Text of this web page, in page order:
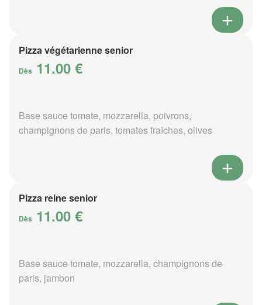
Pizza végétarienne senior
Dès 11.00 €
Base sauce tomate, mozzarella, poivrons,
champignons de paris, tomates fraîches, olives
Pizza reine senior
Dès 11.00 €
Base sauce tomate, mozzarella, champignons de
paris, jambon